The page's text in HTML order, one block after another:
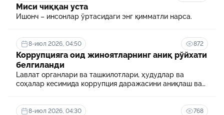
Миси чиққан уста
Ишонч – инсонлар ўртасидаги энг қимматли нарса.
8-июл 2026, 04:50 872
Коррупцияга оид жиноятларнинг аниқ рўйхати
белгиланди
Lавлат органлари ва ташкилотлари, ҳудудлар ва
соҳалар кесимида коррупция даражасини аниқлаш ва
8-июл 2026, 04:30 768